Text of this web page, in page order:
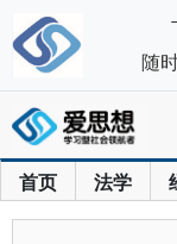
首页 法学
随